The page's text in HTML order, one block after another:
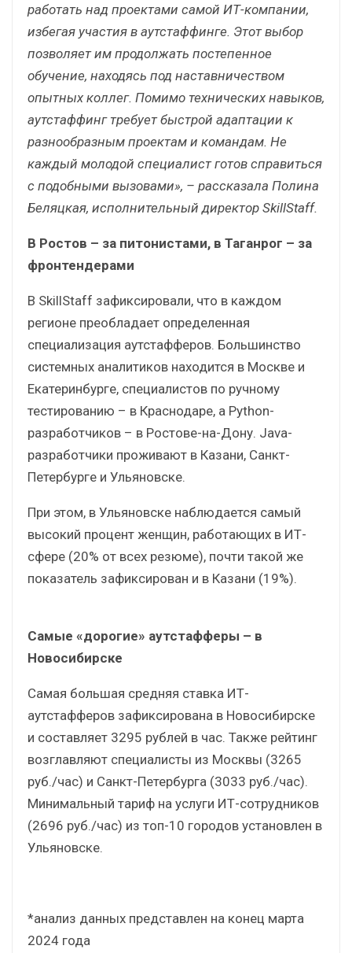
работать над проектами самой ИТ-компании,
избегая участия в аутстаффинге. Этот выбор
позволяет им продолжать постепенное
обучение, находясь под наставничеством
опытных коллег. Помимо технических навыков,
аутстаффинг требует быстрой адаптации к
разнообразным проектам и командам. Не
каждый молодой специалист готов справиться
с подобными вызовами», – рассказала Полина
Беляцкая, исполнительный директор SkillStaff.
В Ростов – за питонистами, в Таганрог – за
фронтендерами
В SkillStaff зафиксировали, что в каждом
регионе преобладает определенная
специализация аутстафферов. Большинство
системных аналитиков находится в Москве и
Екатеринбурге, специалистов по ручному
тестированию – в Краснодаре, а Python-
разработчиков – в Ростове-на-Дону. Java-
разработчики проживают в Казани, Санкт-
Петербурге и Ульяновске.
При этом, в Ульяновске наблюдается самый
высокий процент женщин, работающих в ИТ-
сфере (20% от всех резюме), почти такой же
показатель зафиксирован и в Казани (19%).
Самые «дорогие» аутстафферы – в
Новосибирске
Самая большая средняя ставка ИТ-
аутстафферов зафиксирована в Новосибирске
и составляет 3295 рублей в час. Также рейтинг
возглавляют специалисты из Москвы (3265
руб./час) и Санкт-Петербурга (3033 руб./час).
Минимальный тариф на услуги ИТ-сотрудников
(2696 руб./час) из топ-10 городов установлен в
Ульяновске.
*анализ данных представлен на конец марта
2024 года